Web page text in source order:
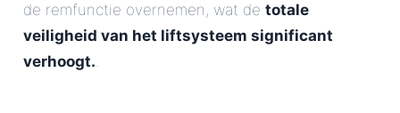
de remfunctie overnemen, wat de totale
veiligheid van het liftsysteem significant
verhoogt..